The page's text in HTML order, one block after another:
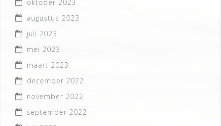
oktober 2023
augustus 2023
juli 2023
mei 2023
maart 2023
december 2022
november 2022
september 2022